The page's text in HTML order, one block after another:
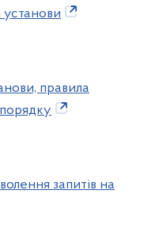
правила
запитів на